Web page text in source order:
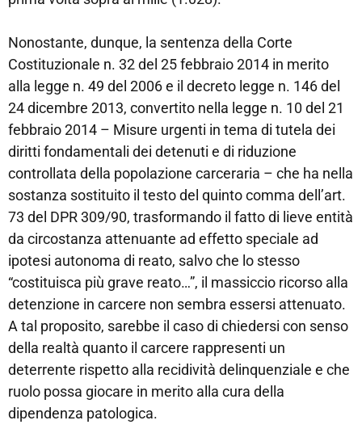
Nonostante, dunque, la sentenza della Corte
Costituzionale n. 32 del 25 febbraio 2014 in merito
alla legge n. 49 del 2006 e il decreto legge n. 146 del
24 dicembre 2013, convertito nella legge n. 10 del 21
febbraio 2014 – Misure urgenti in tema di tutela dei
diritti fondamentali dei detenuti e di riduzione
controllata della popolazione carceraria – che ha nella
sostanza sostituito il testo del quinto comma dell’art.
73 del DPR 309/90, trasformando il fatto di lieve entità
da circostanza attenuante ad effetto speciale ad
ipotesi autonoma di reato, salvo che lo stesso
“costituisca più grave reato…”, il massiccio ricorso alla
detenzione in carcere non sembra essersi attenuato.
A tal proposito, sarebbe il caso di chiedersi con senso
della realtà quanto il carcere rappresenti un
deterrente rispetto alla recidività delinquenziale e che
ruolo possa giocare in merito alla cura della
dipendenza patologica.